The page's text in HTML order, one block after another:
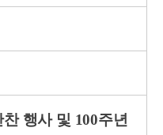
행사 및 100주년